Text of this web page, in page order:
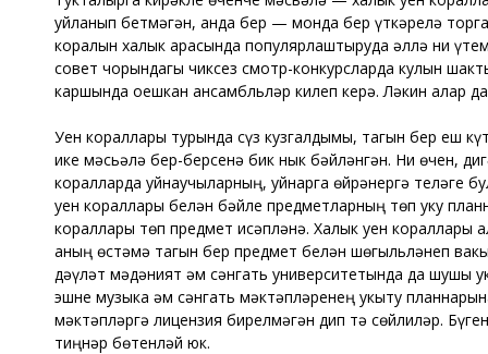
уйланып бетмәгән, анда бер — монда бер үткәрелә
коралын халык арасында популярлаштыруда әллә ни
совет чорындагы чиксез смотр-конкурсларда кулын
каршында оешкан ансамбльләр килеп керә. Ләкин алар
Уен кораллары турында сүз кузгалдымы, тагын бер еш
ике мәсьәлә бер-берсенә бик нык бәйләнгән. Ни өчен,
коралларда уйнаучыларның, уйнарга өйрәнергә теләге
уен кораллары белән бәйле предметларның төп уку
кораллары төп предмет исәпләнә. Халык уен кораллары
аның өстәмә тагын бер предмет белән шөгыльләнеп
дәүләт мәдәният һәм сәнгать университетында да
эшне музыка һәм сәнгать мәктәпләренең укыту
мәктәпләргә лицензия бирелмәгән дип тә сөйлиләр.
тиңнәр бөтенләй юк.